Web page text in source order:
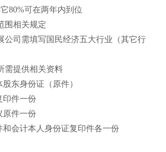
80%可在两年内到位
相关规定
司需填写国民经济五大行业（其它行
提供相关资料
东身份证（原件）
件一份
件一份
会计本人身份证复印件各一份